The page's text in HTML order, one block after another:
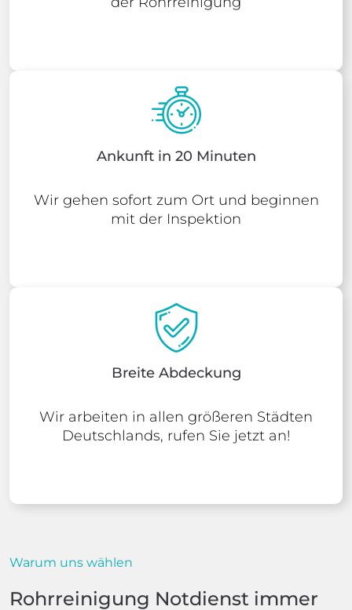
Ankunft in 20 Minuten
Wir gehen sofort zum Ort und beginnen
mit der Inspektion
Breite Abdeckung
Wir arbeiten in allen größeren Städten
Deutschlands, rufen Sie jetzt an!
Warum uns wählen
Rohrreinigung Notdienst immer